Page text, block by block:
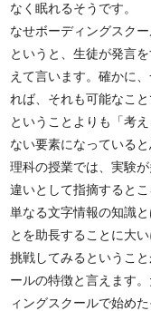
なく眠れるそうです。
なせボーディングスク
というと、生徒が発言
えて言います。確かに
れば、それも可能なこ
ということよりも「考
ない要素になっていると
理科の授業では、実験
違いとして指摘すると
単なる文字情報の知識
とを助長することに大
挑戦してみるというこ
ールの特徴と言えます
ィングスクールで始め